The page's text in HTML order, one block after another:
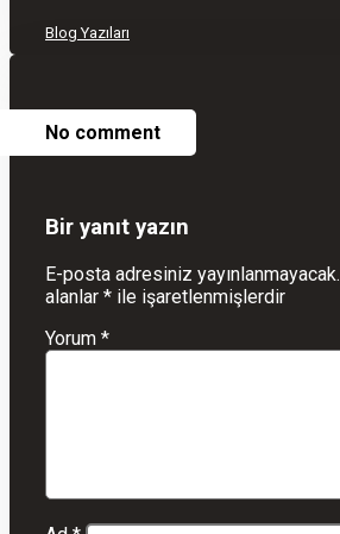
Blog Yazıları
No comment
Bir yanıt yazın
E-posta adresiniz yayınlanmayacak.
alanlar * ile işaretlenmişlerdir
Yorum *